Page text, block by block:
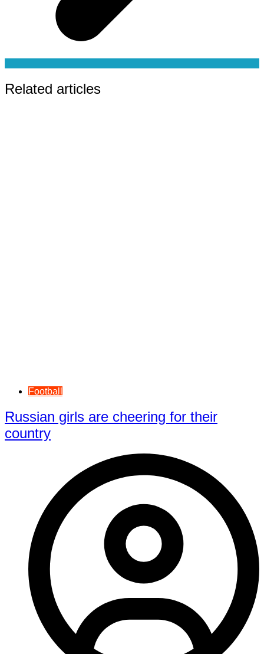
Related articles
Football
Russian girls are cheering for their
country